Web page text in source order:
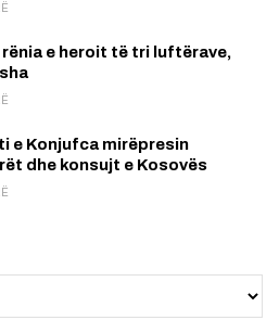
rënia e heroit të tri luftërave,
e Konjufca mirëpresin
dhe konsujt e Kosovës